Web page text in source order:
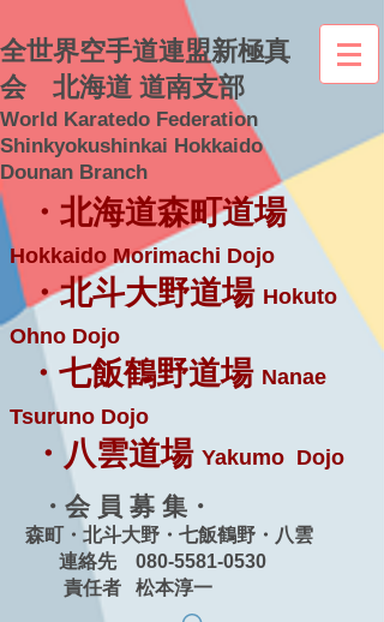
全世界空手道連盟新極真
会 北海道 道南支部
World Karatedo Federation
Shinkyokushinkai Hokkaido
Dounan Branch
・北海道森町道場
Hokkaido Morimachi Dojo
・北斗大野道場 Hokuto
Ohno Dojo
・七飯鶴野道場 Nanae
Tsuruno Dojo
・八雲道場 Yakumo Dojo
・会 員 募 集・
森町・北斗大野・七飯鶴野・八雲
連絡先 080-5581-0530
責任者 松本淳一